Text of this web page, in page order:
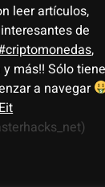
leer artículos,
interesantes de
,
más!! Sólo
a navegar